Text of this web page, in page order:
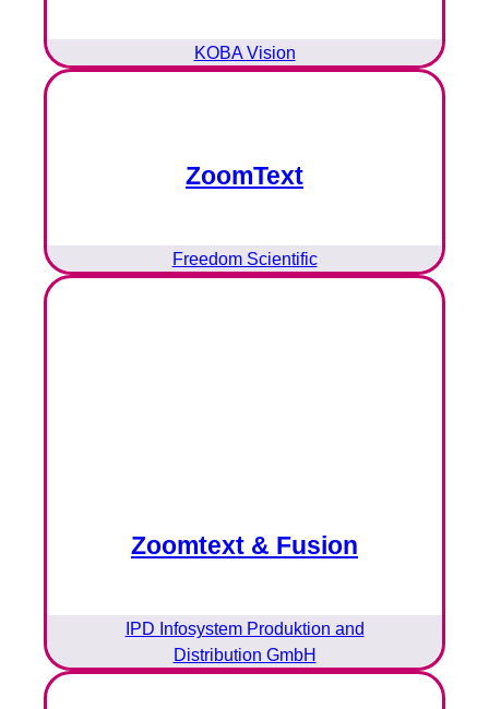
KOBA Vision
ZoomText
Freedom Scientific
Zoomtext & Fusion
IPD Infosystem Produktion and
Distribution GmbH